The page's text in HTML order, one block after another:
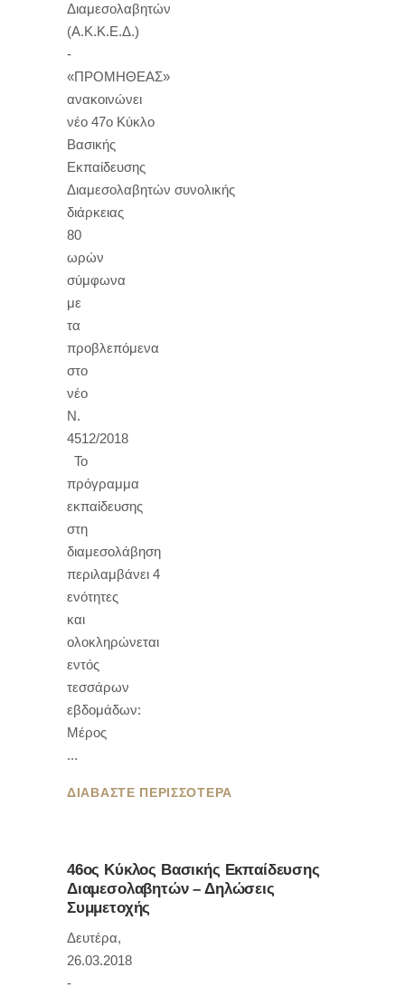
Διαμεσολαβητών
(Α.Κ.Κ.Ε.Δ.)
-
«ΠΡΟΜΗΘΕΑΣ»
ανακοινώνει
νέο 47ο Κύκλο
Βασικής
Εκπαίδευσης
Διαμεσολαβητών συνολικής
διάρκειας
80
ωρών
σύμφωνα
με
τα
προβλεπόμενα
στο
νέο
Ν.
4512/2018
Το
πρόγραμμα
εκπαίδευσης
στη
διαμεσολάβηση
περιλαμβάνει 4
ενότητες
και
ολοκληρώνεται
εντός
τεσσάρων
εβδομάδων:
Μέρος
ΔΙΑΒΑΣΤΕ ΠΕΡΙΣΣΟΤΕΡΑ
46ος Κύκλος Βασικής Εκπαίδευσης
Διαμεσολαβητών – Δηλώσεις
Συμμετοχής
Δευτέρα,
26.03.2018
-